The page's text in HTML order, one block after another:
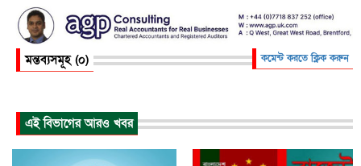
মন্তব্যসমূহ (০) কমেন্ট করতে ক্লিক করুন
এই বিভাগের আরও খবর